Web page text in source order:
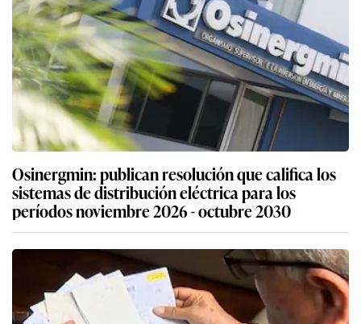
Osinergmin: publican resolución que califica los
sistemas de distribución eléctrica para los
períodos noviembre 2026 - octubre 2030